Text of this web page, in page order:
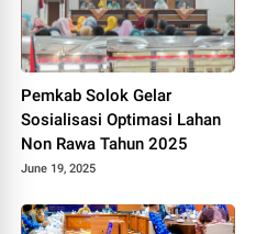
Pemkab Solok Gelar
Sosialisasi Optimasi Lahan
Non Rawa Tahun 2025
June 19, 2025